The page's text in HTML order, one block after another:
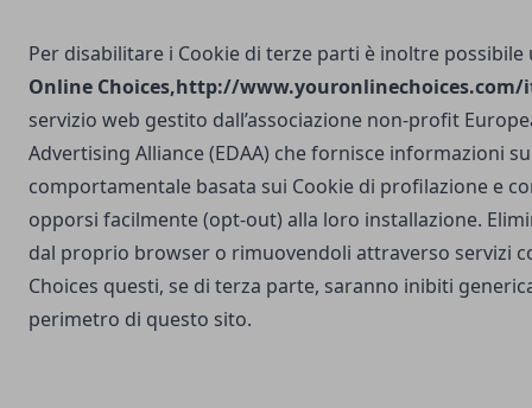
Per disabilitare i Cookie di terze parti è inoltre
Online Choices,http://www.youronlinechoices.com/
servizio web gestito dall’associazione non-profit
Advertising Alliance (EDAA) che fornisce informazioni
comportamentale basata sui Cookie di profilazione e
opporsi facilmente (opt-out) alla loro installazione.
dal proprio browser o rimuovendoli attraverso servizi
Choices questi, se di terza parte, saranno inibiti
perimetro di questo sito.